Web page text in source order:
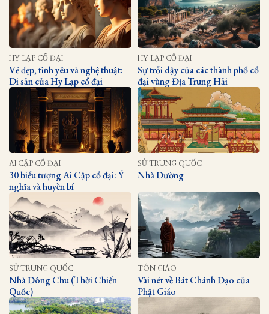
HY LẠP CỔ ĐẠI
Vẻ đẹp, tình yêu và nghệ thuật:
Di sản của Hy Lạp cổ đại
HY LẠP CỔ ĐẠI
Sự trỗi dậy của các thành phố cổ
đại vùng Địa Trung Hải
AI CẬP CỔ ĐẠI
30 biểu tượng Ai Cập cổ đại: Ý
nghĩa và huyền bí
SỬ TRUNG QUỐC
Nhà Đường
SỬ TRUNG QUỐC
Nhà Đông Chu (Thời Chiến
Quốc)
TÔN GIÁO
Vài nét về Bát Chánh Đạo của
Phật Giáo